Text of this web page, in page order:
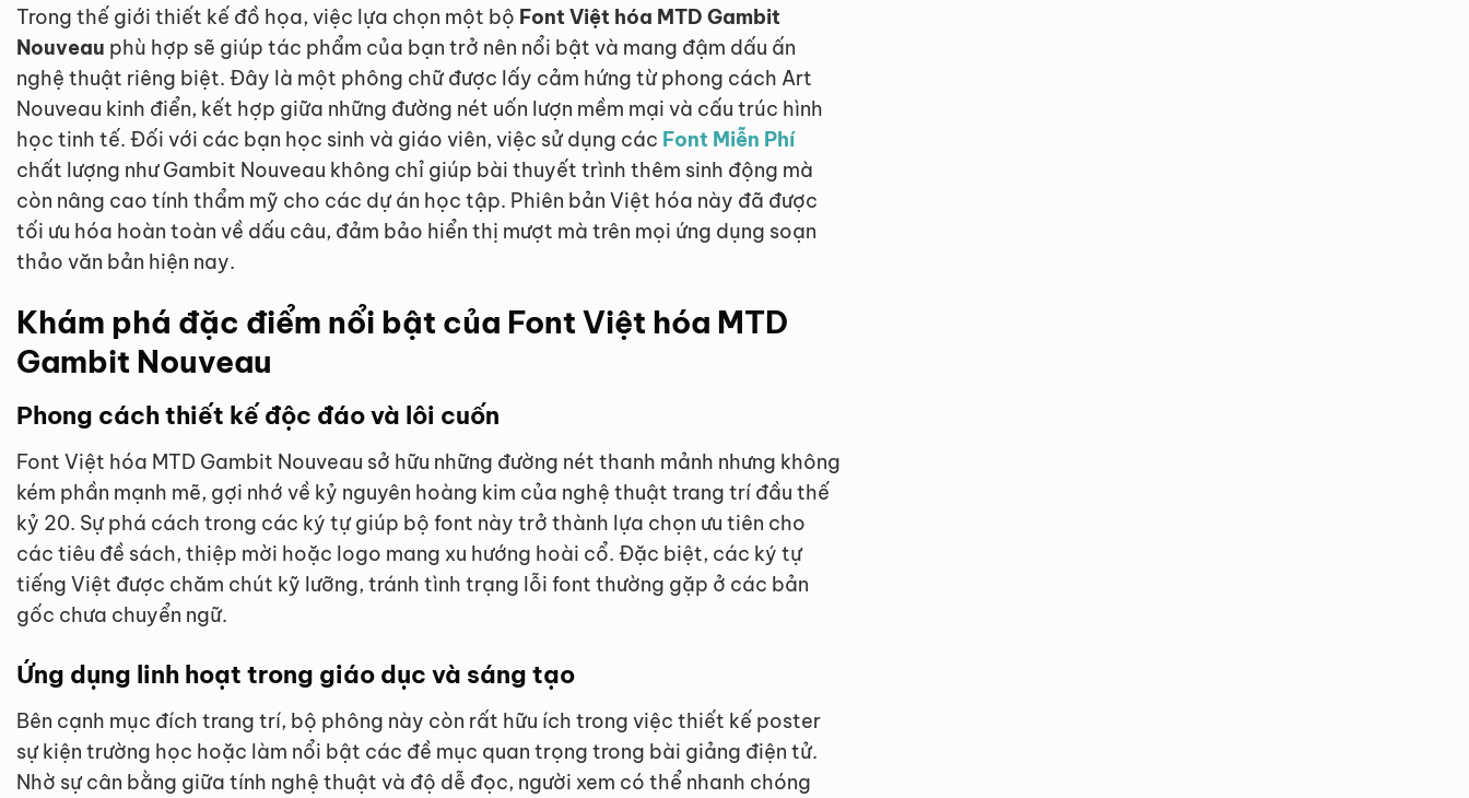
Trong thế giới thiết kế đồ họa, việc lựa chọn một bộ Font Việt hóa MTD Gambit
Nouveau phù hợp sẽ giúp tác phẩm của bạn trở nên nổi bật và mang đậm dấu ấn
nghệ thuật riêng biệt. Đây là một phông chữ được lấy cảm hứng từ phong cách Art
Nouveau kinh điển, kết hợp giữa những đường nét uốn lượn mềm mại và cấu trúc hình
học tinh tế. Đối với các bạn học sinh và giáo viên, việc sử dụng các Font Miễn Phí
chất lượng như Gambit Nouveau không chỉ giúp bài thuyết trình thêm sinh động mà
còn nâng cao tính thẩm mỹ cho các dự án học tập. Phiên bản Việt hóa này đã được
tối ưu hóa hoàn toàn về dấu câu, đảm bảo hiển thị mượt mà trên mọi ứng dụng soạn
thảo văn bản hiện nay.
Khám phá đặc điểm nổi bật của Font Việt hóa MTD
Gambit Nouveau
Phong cách thiết kế độc đáo và lôi cuốn
Font Việt hóa MTD Gambit Nouveau sở hữu những đường nét thanh mảnh nhưng không
kém phần mạnh mẽ, gợi nhớ về kỷ nguyên hoàng kim của nghệ thuật trang trí đầu thế
kỷ 20. Sự phá cách trong các ký tự giúp bộ font này trở thành lựa chọn ưu tiên cho
các tiêu đề sách, thiệp mời hoặc logo mang xu hướng hoài cổ. Đặc biệt, các ký tự
tiếng Việt được chăm chút kỹ lưỡng, tránh tình trạng lỗi font thường gặp ở các bản
gốc chưa chuyển ngữ.
Ứng dụng linh hoạt trong giáo dục và sáng tạo
Bên cạnh mục đích trang trí, bộ phông này còn rất hữu ích trong việc thiết kế poster
sự kiện trường học hoặc làm nổi bật các đề mục quan trọng trong bài giảng điện tử.
Nhờ sự cân bằng giữa tính nghệ thuật và độ dễ đọc, người xem có thể nhanh chóng